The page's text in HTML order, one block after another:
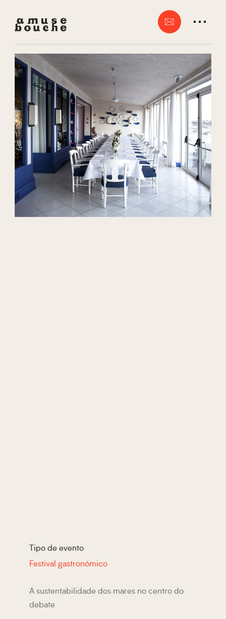
Tipo de evento
Festival gastronómico
A sustentabilidade dos mares no centro do
debate